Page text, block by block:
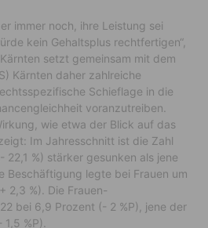
immer noch, ihre Leistung sei
kein Gehaltsplus rechtfertigen“,
Kärnten setzt gemeinsam mit dem
Kärnten daher zahlreiche
Schieflage in die
voranzutreiben.
wie etwa der Blick auf das
Im Jahresschnitt ist die Zahl
22,1 %) stärker gesunken als jene
Beschäftigung legte bei Frauen um
2,3 %). Die Frauen-
bei 6,9 Prozent (- 2 %P), jene der
%P).